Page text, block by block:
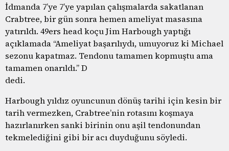
İdmanda 7’ye 7’ye yapılan çalışmalarda sakatlanan
Crabtree, bir gün sonra hemen ameliyat masasına
yatırıldı. 49ers head koçu Jim Harbough yaptığı
açıklamada “Ameliyat başarılıydı, umuyoruz ki Michael
sezonu kapatmaz. Tendonu tamamen kopmuştu ama
tamamen onarıldı.” D
dedi.
Harbough yıldız oyuncunun dönüş tarihi için kesin bir
tarih vermezken, Crabtree’nin rotasını koşmaya
hazırlanırken sanki birinin onu aşil tendonundan
tekmelediğini gibi bir acı duyduğunu söyledi.